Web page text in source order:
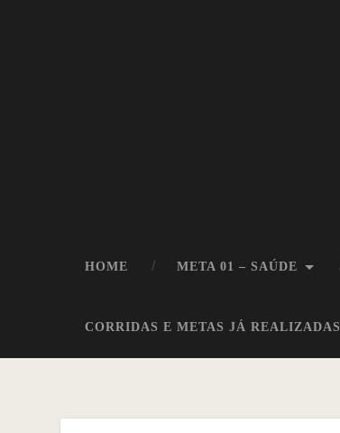
HOME META 01 – SAÚDE
CORRIDAS E METAS JÁ REALIZADAS